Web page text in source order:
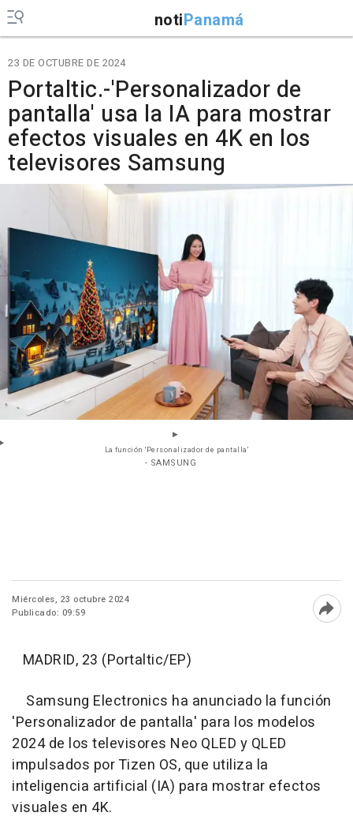
notiPanamá
23 DE OCTUBRE DE 2024
Portaltic.-'Personalizador de
pantalla' usa la IA para mostrar
efectos visuales en 4K en los
televisores Samsung
La función 'Personalizador de pantalla'
- SAMSUNG
Miércoles, 23 octubre 2024
Publicado: 09:59
MADRID, 23 (Portaltic/EP)
Samsung Electronics ha anunciado la función
'Personalizador de pantalla' para los modelos
2024 de los televisores Neo QLED y QLED
impulsados por Tizen OS, que utiliza la
inteligencia artificial (IA) para mostrar efectos
visuales en 4K.